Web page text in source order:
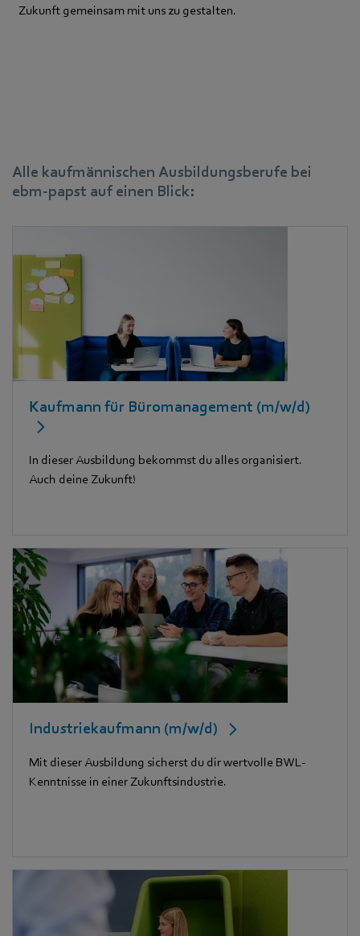
Zukunft gemeinsam mit uns zu gestalten.
Alle kaufmännischen Ausbildungsberufe bei
ebm‑papst auf einen Blick:
Kaufmann für Büromanagement (m/w/d)
In dieser Ausbildung bekommst du alles organisiert.
Auch deine Zukunft!
Industriekaufmann (m/w/d)
Mit dieser Ausbildung sicherst du dir wertvolle BWL-
Kenntnisse in einer Zukunftsindustrie.